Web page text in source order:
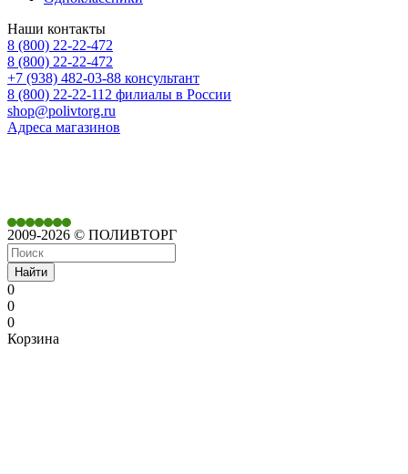
Наши контакты
8 (800) 22-22-472
8 (800) 22-22-472
+7 (938) 482-03-88 консультант
8 (800) 22-22-112 филиалы в России
shop@polivtorg.ru
Адреса магазинов
2009-2026 © ПОЛИВТОРГ
Найти
0
0
0
Корзина